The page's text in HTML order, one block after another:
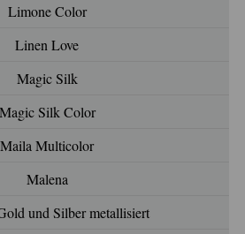
Limone Color
Linen Love
Magic Silk
Magic Silk Color
Maila Multicolor
Malena
und Silber metallisiert